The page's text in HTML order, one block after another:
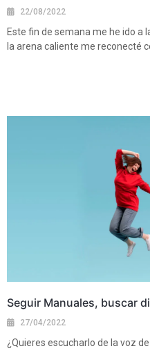
22/08/2022
Este fin de semana me he ido a
la arena caliente me reconecté
Seguir Manuales, buscar
27/04/2022
¿Quieres escucharlo de la voz